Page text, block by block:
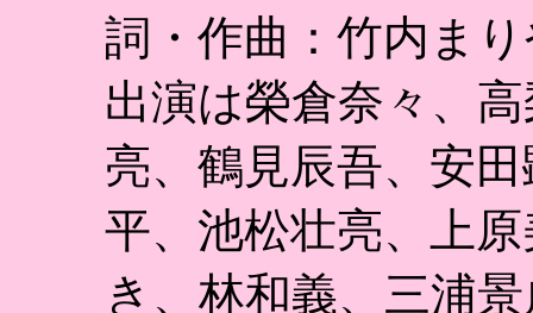
詞・作曲：竹内ま
出演は榮倉奈々、
亮、鶴見辰吾、安
平、池松壮亮、上
き、林和義、三浦